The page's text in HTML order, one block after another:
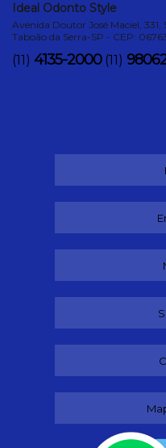
Ideal Odonto Style
Avenida Doutor José Maciel,
Taboão da Serra-SP - CEP:
(11) 4135-2000 (11)